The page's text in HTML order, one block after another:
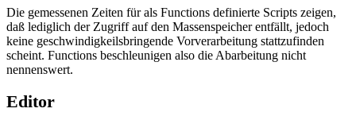
Die gemessenen Zeiten für als Functions definierte Scripts zeigen,
daß lediglich der Zugriff auf den Massenspeicher entfällt, jedoch
keine geschwindigkeilsbringende Vorverarbeitung stattzufinden
scheint. Functions beschleunigen also die Abarbeitung nicht
nennenswert.
Editor